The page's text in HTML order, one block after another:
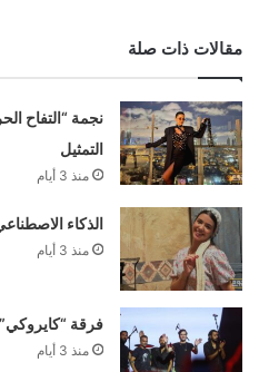
مقالات ذات صلة
نجمة “التفاح
التمثيل
منذ 3 أيام
الذكاء
منذ 3 أيام
فرقة “كايروكي”
منذ 3 أيام